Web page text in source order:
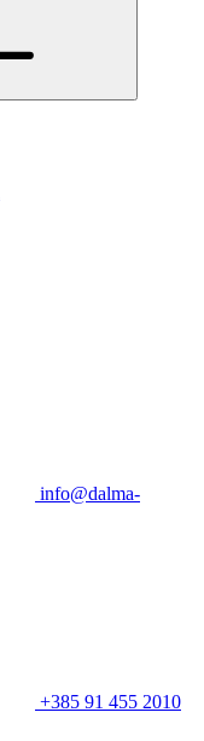
info@dalma-
+385 91 455 2010